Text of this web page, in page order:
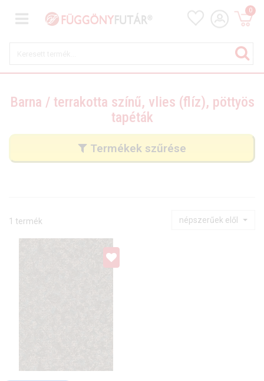
0
Barna / terrakotta színű, vlies (flíz), pöttyös
tapéták
Termékek szűrése
1 termék népszerűek elől